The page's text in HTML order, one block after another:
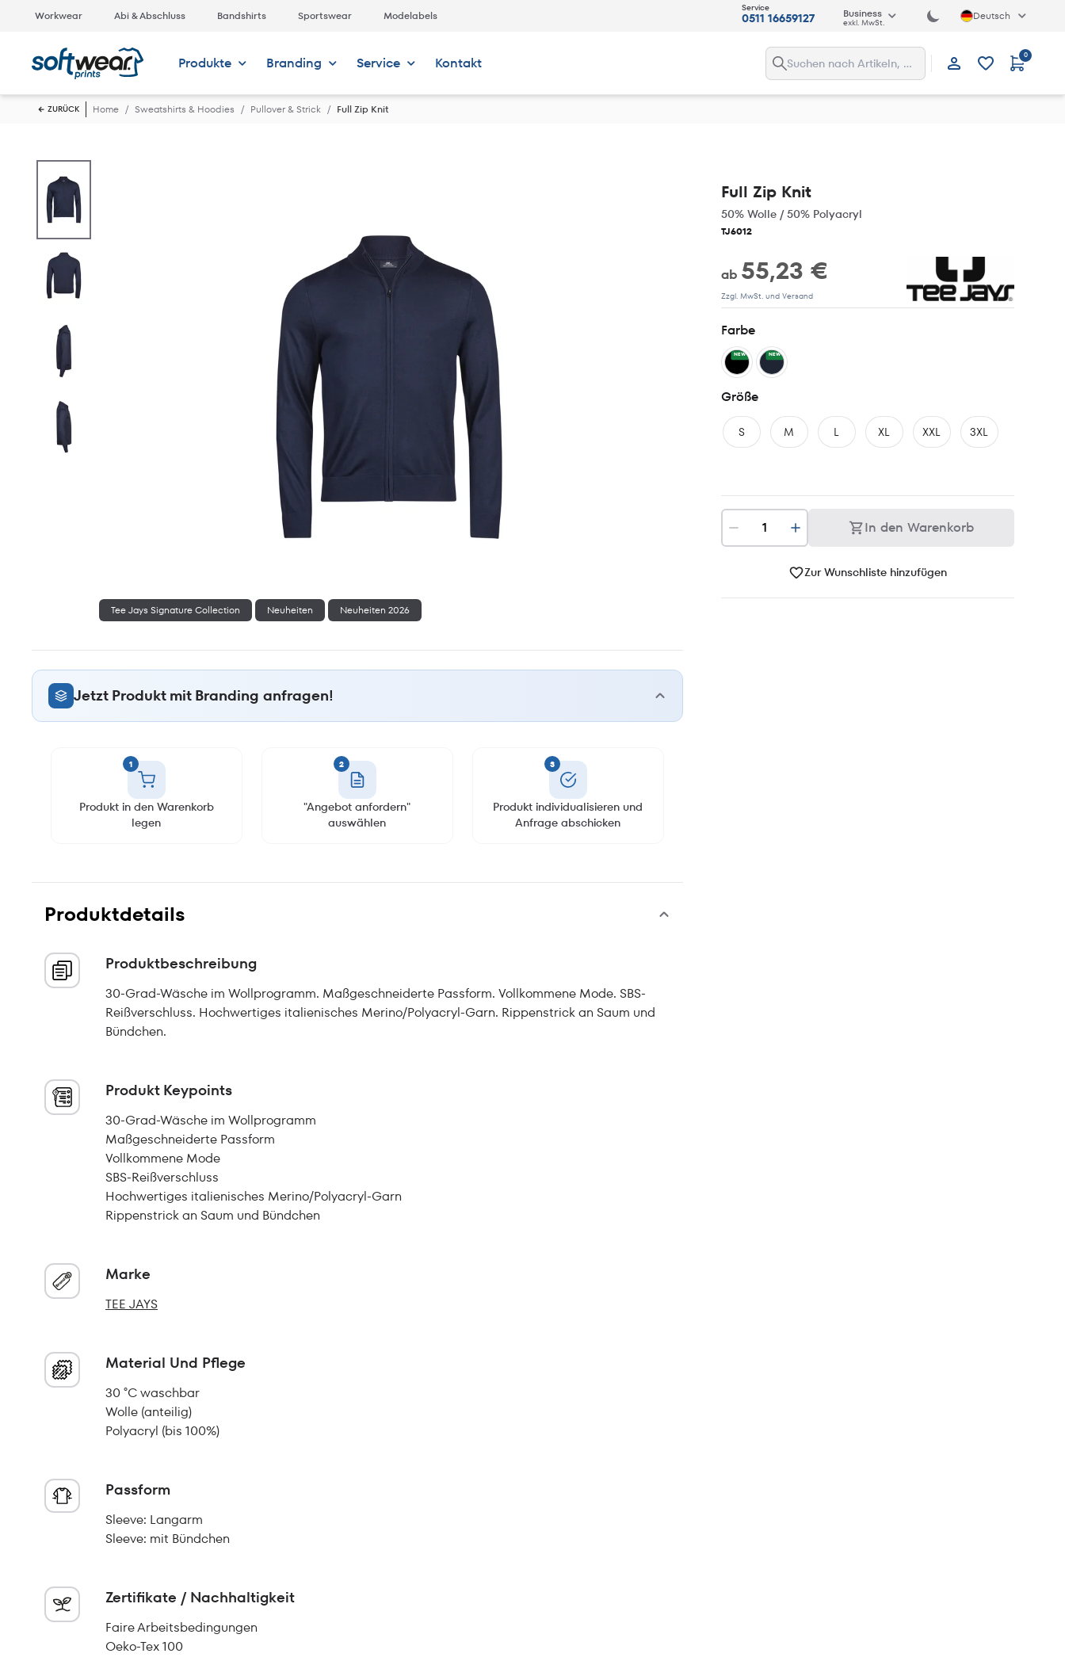
Workwear Abi & Abschluss Bandshirts Sportswear Modelabels
Service
0511 16659127 Business
exkl. MwSt. Deutsch
Produkte Branding Service Kontakt Anmelden
0
ZURÜCK Home Sweatshirts & Hoodies Pullover & Strick Full Zip Knit
Tee Jays Signature Collection Neuheiten Neuheiten 2026
Full Zip Knit
50% Wolle / 50% Polyacryl
TJ6012
ab 55,23 €
Zzgl. MwSt. und Versand
Farbe
NEW NEW
Größe
S M L XL XXL 3XL
In den Warenkorb
Zur Wunschliste hinzufügen
Jetzt Produkt mit Branding anfragen!
1
Produkt in den Warenkorb
legen
2
"Angebot anfordern"
auswählen
3
Produkt individualisieren und
Anfrage abschicken
Produktdetails
Produktbeschreibung
30-Grad-Wäsche im Wollprogramm. Maßgeschneiderte Passform. Vollkommene Mode. SBS-
Reißverschluss. Hochwertiges italienisches Merino/Polyacryl-Garn. Rippenstrick an Saum und
Bündchen.
Produkt Keypoints
30-Grad-Wäsche im Wollprogramm
Maßgeschneiderte Passform
Vollkommene Mode
SBS-Reißverschluss
Hochwertiges italienisches Merino/Polyacryl-Garn
Rippenstrick an Saum und Bündchen
Marke
TEE JAYS
Material Und Pflege
30 °C waschbar
Wolle (anteilig)
Polyacryl (bis 100%)
Passform
Sleeve: Langarm
Sleeve: mit Bündchen
Zertifikate / Nachhaltigkeit
Faire Arbeitsbedingungen
Oeko-Tex 100